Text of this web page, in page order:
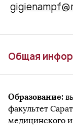
Общая
Образование:
факультет
медицинского